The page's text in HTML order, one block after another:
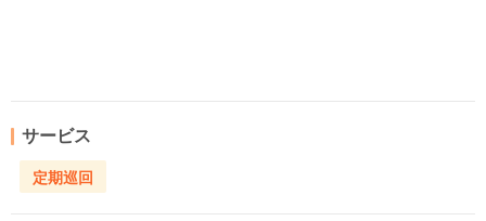
サービス
定期巡回